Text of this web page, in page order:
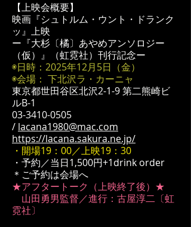
【上映会概要】
映画『シュトルム・ウント・ドランク
ッ』上映
ー『大杉〔橘〕あやめアンソロジー
（仮）』（虹霓社）刊行記念ー
◉日時：2025年12月5日（金）
◉会場： 下北沢ラ・カーニャ
東京都世田谷区北沢2-1-9 第二熊崎ビ
ルB-1
03-3410-0505
/ lacana1980@mac.com
https://lacana.sakura.ne.jp/
・開場19：00／上映19：30
・予約／当日1,500円+1drink order
＊ご予約は会場へ
★アフタートーク（上映終了後）★
山田勇男監督／進行：古屋淳二〔虹
霓社〕